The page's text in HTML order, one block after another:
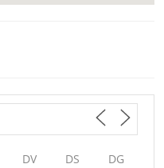
DV DS DG